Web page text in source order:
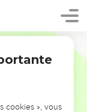
cookies », vous